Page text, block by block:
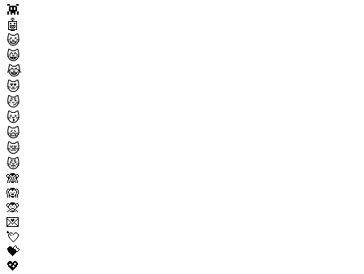
👾
🤖
😺
😸
😹
😻
😼
😽
🙀
😿
😾
🙈
🙉
🙊
💌
💘
💝
💖